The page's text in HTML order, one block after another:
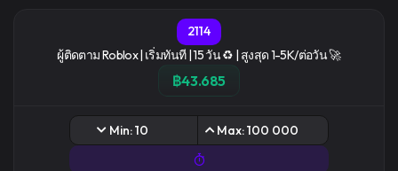
2114
ผู้ติดตาม Roblox | เริ่มทันที | 15 วัน ♻️ | สูงสุด 1-5K/ต่อวัน 🚀
฿43.685
Min: 10 Max: 100 000